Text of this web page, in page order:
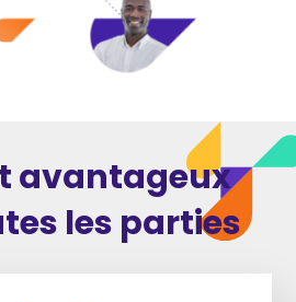
avantageux
les parties